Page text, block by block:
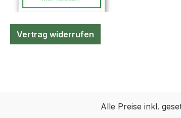
Vertrag widerrufen
Alle Preise inkl.